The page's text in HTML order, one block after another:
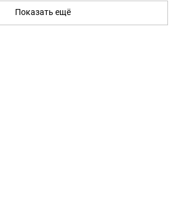
Показать ещё